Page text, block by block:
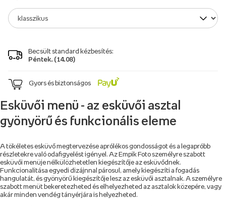
Becsült standard kézbesítés:
Péntek. (14.08)
Gyors és biztonságos
Esküvői menü - az esküvői asztal
gyönyörű és funkcionális eleme
A tökéletes esküvő megtervezése aprólékos gondosságot és a legapróbb
részletekre való odafigyelést igényel. Az Empik Foto személyre szabott
esküvői menüje nélkülözhetetlen kiegészítője az esküvődnek.
Funkcionalitása egyedi dizájnnal párosul, amely kiegészíti a fogadás
hangulatát, és gyönyörű kiegészítője lesz az esküvői asztalnak. A személyre
szabott menüt bekeretezheted és elhelyezheted az asztalok közepére, vagy
akár minden vendég tányérjára is helyezheted.